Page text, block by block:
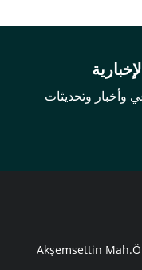
وأخبار وتحديثات
Akşemsettin